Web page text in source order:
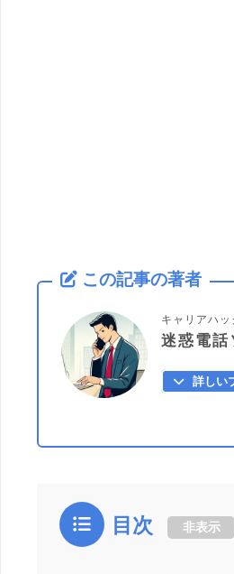
この記事の著者
キャリアハ
迷惑電話
詳しい
目次 非表示